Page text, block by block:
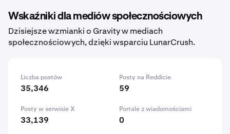
Wskaźniki dla mediów społecznościowych
Dzisiejsze wzmianki o Gravity w mediach
społecznościowych, dzięki wsparciu LunarCrush.
Liczba postów
35,346
Posty na Reddicie
59
Posty w serwisie X
33,139
Portale z wiadomościami
0